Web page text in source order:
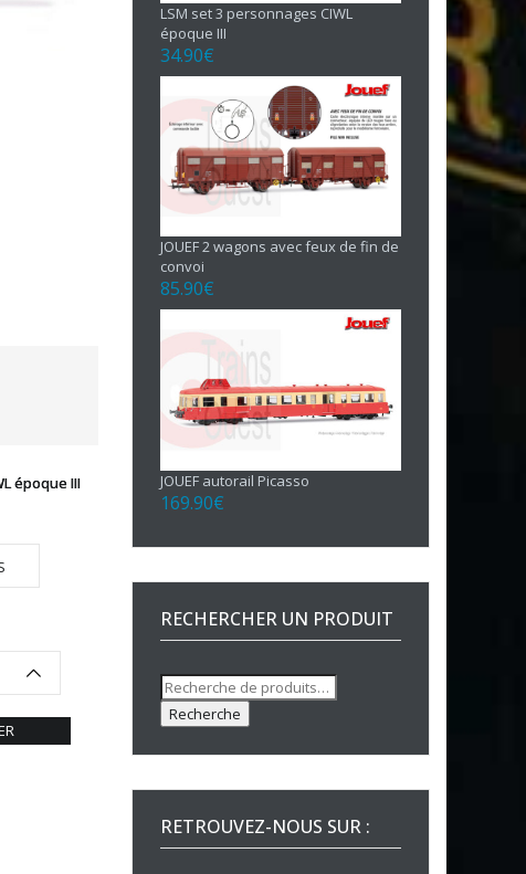
époque III
LSM set 3 personnages CIWL
époque III
34.90€
JOUEF 2 wagons avec feux de fin de
convoi
85.90€
JOUEF autorail Picasso
169.90€
RECHERCHER UN PRODUIT
Recherche
pour :
Recherche
RETROUVEZ-NOUS SUR :